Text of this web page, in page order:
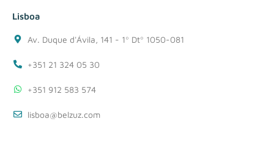
Lisboa
Av. Duque d'Ávila, 141 - 1º Dtº 1050-081
+351 21 324 05 30
+351 912 583 574
lisboa@belzuz.com